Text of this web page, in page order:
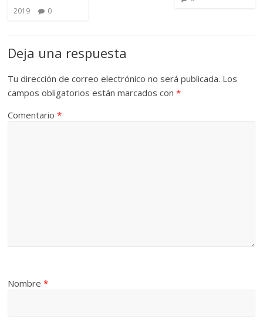
2019
0
Deja una respuesta
Tu dirección de correo electrónico no será publicada. Los
campos obligatorios están marcados con*
Comentario*
Nombre*